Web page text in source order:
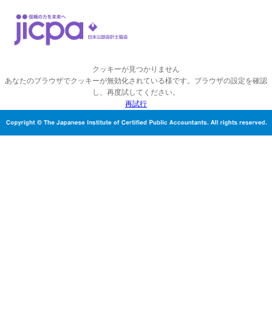
クッキーが見つかりません
あなたのブラウザでクッキーが無効化されている様です。ブラウザの設定を確認
し、再度試してください。
再試行